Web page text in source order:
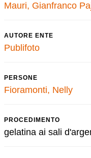
Mauri, Gianfranco
AUTORE ENTE
Publifoto
PERSONE
Fioramonti, Nelly
PROCEDIMENTO
gelatina ai sali